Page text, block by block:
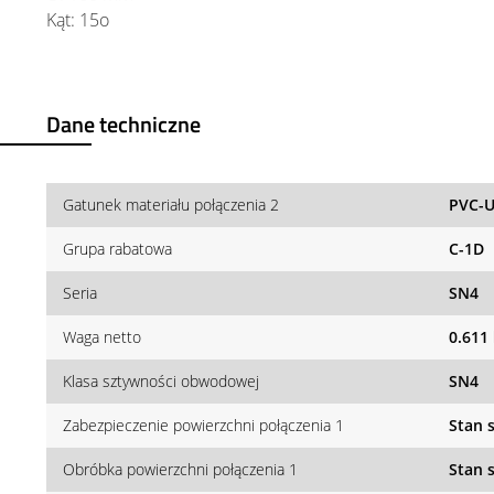
Kąt: 15o
Dane techniczne
Gatunek materiału połączenia 2 PVC-U
Grupa rabatowa C-1D
Seria SN4
Waga netto 0.611
Klasa sztywności obwodowej SN4
Zabezpieczenie powierzchni połączenia 1 Stan
Obróbka powierzchni połączenia 1 Stan